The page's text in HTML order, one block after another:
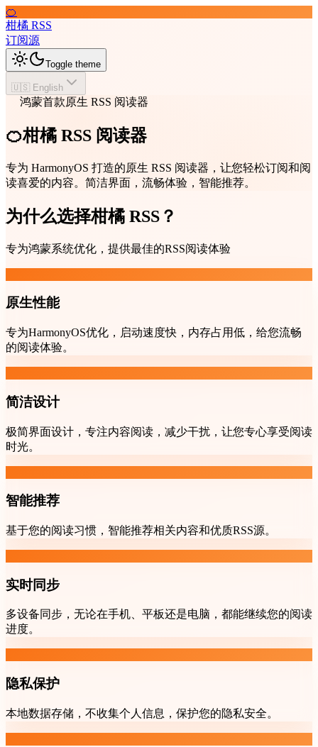
🍊
柑橘 RSS
订阅源
Toggle theme
🇺🇸 English
鸿蒙首款原生 RSS 阅读器
🍊柑橘 RSS 阅读器
专为 HarmonyOS 打造的原生 RSS 阅读器，让您轻松订阅和阅
读喜爱的内容。简洁界面，流畅体验，智能推荐。
为什么选择柑橘 RSS？
专为鸿蒙系统优化，提供最佳的RSS阅读体验
原生性能
专为HarmonyOS优化，启动速度快，内存占用低，给您流畅
的阅读体验。
简洁设计
极简界面设计，专注内容阅读，减少干扰，让您专心享受阅读
时光。
智能推荐
基于您的阅读习惯，智能推荐相关内容和优质RSS源。
实时同步
多设备同步，无论在手机、平板还是电脑，都能继续您的阅读
进度。
隐私保护
本地数据存储，不收集个人信息，保护您的隐私安全。